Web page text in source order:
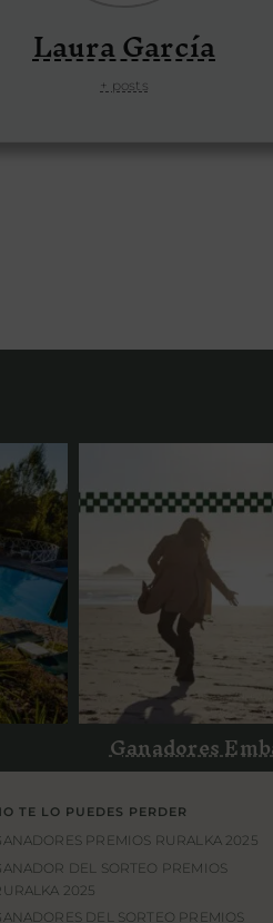
Laura García
+ posts
Ganadores
Ganadores
TE LO PUEDES PERDER
PREMIOS RURALKA 2025
DEL SORTEO PREMIOS
2025
DEL SORTEO PREMIOS